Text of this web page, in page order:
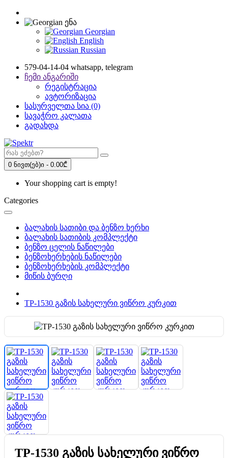
ენა
Georgian
English
Russian
579-04-14-04 whatsapp, telegram
ჩემი ანგარიში
რეგისტრაცია
ავტორიზაცია
სასურველთა სია (0)
სავაჭრო კალათა
გადახდა
0 ნივთ(ებ)ი - 0.00₾
Your shopping cart is empty!
Categories
ბალახის სათიბი და ბენზო ხერხი
ბალახის სათიბის კომპლექტი
ბენზო ცელის ნაწილები
ბენზოხერხების ნაწილები
ბენზოხერხების კომპლექტი
მიწის ბურღი
TP-1530 გაზის სახელური ვიწრო კურკით
TP-1530 გაზის სახელური ვიწრო